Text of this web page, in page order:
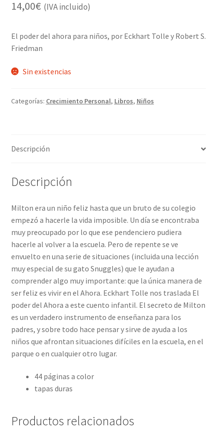
14,00€ (IVA incluido)
El poder del ahora para niños, por Eckhart Tolle y Robert S.
Friedman
Sin existencias
Categorías: Crecimiento Personal, Libros, Niños
Descripción
Descripción
Milton era un niño feliz hasta que un bruto de su colegio
empezó a hacerle la vida imposible. Un día se encontraba
muy preocupado por lo que ese pendenciero pudiera
hacerle al volver a la escuela. Pero de repente se ve
envuelto en una serie de situaciones (incluida una lección
muy especial de su gato Snuggles) que le ayudan a
comprender algo muy importante: que la única manera de
ser feliz es vivir en el Ahora. Eckhart Tolle nos traslada El
poder del Ahora a este cuento infantil. El secreto de Milton
es un verdadero instrumento de enseñanza para los
padres, y sobre todo hace pensar y sirve de ayuda a los
niños que afrontan situaciones difíciles en la escuela, en el
parque o en cualquier otro lugar.
44 páginas a color
tapas duras
Productos relacionados